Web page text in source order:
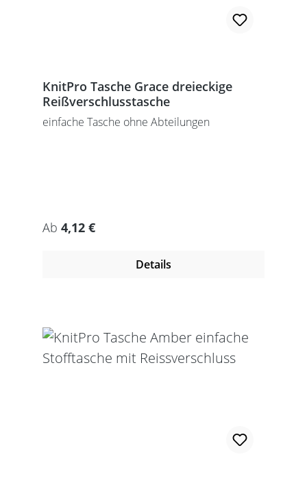
KnitPro Tasche Grace dreieckige
Reißverschlusstasche
einfache Tasche ohne Abteilungen
Regulärer Preis:
Ab 4,12 €
Details